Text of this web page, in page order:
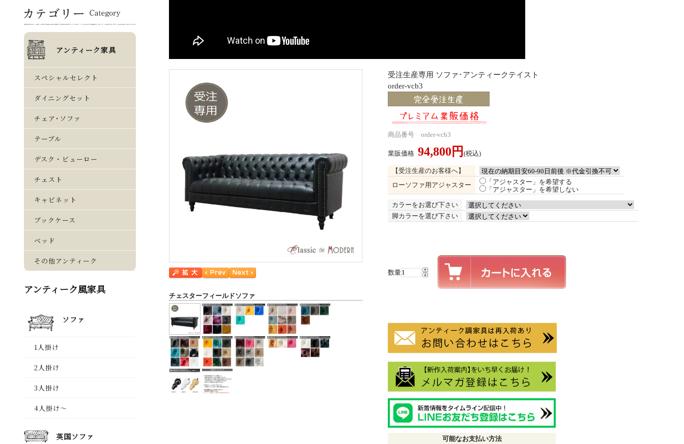
受注生産専用 ソファ･アンティークテイスト
order-vcb3
商品番号 order-vcb3
業販価格 94,800円 (税込)
【受注生産のお客様へ】
ローソファ用アジャスター
「アジャスター」を希望する
「アジャスター」を希望しない
カラーをお選び下さい
脚カラーを選び下さい
数量
可能なお支払い方法
チェスターフィールドソファ